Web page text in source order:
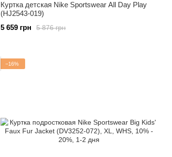
Куртка детская Nike Sportswear All Day Play
(HJ2543-019)
5 876 грн
5 659 грн
−16%